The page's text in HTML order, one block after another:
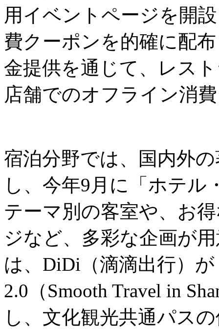
用イベントページを開
費クーポンを的確に配
金提供を通じて、レス
店舗でのオフライン消
宿泊分野では、国内外
し、今年9月に「ホテル
テーマ別の客室や、お
ジなど、多彩な企画が
は、DiDi（滴滴出行）
2.0（Smooth Travel in
し、文化観光共通パス